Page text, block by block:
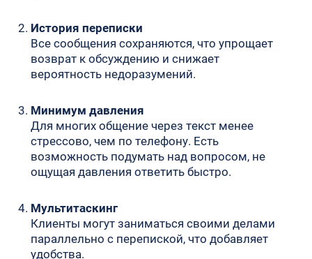
История переписки
Все сообщения сохраняются, что упрощает
возврат к обсуждению и снижает
вероятность недоразумений.
Минимум давления
Для многих общение через текст менее
стрессово, чем по телефону. Есть
возможность подумать над вопросом, не
ощущая давления ответить быстро.
Мультитаскинг
Клиенты могут заниматься своими делами
параллельно с перепиской, что добавляет
удобства.